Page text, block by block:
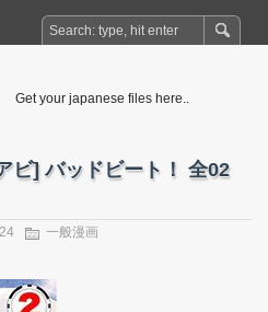
Get your japanese files here..
ビ] バッドビート！ 全02
一般漫画